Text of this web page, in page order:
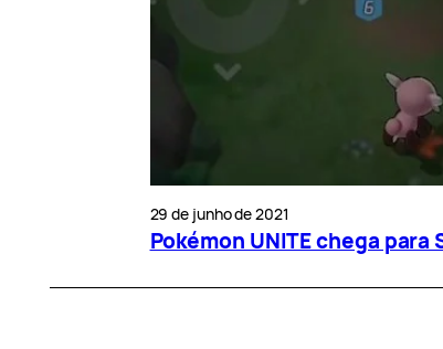
29 de junho de 2021
Pokémon UNITE chega